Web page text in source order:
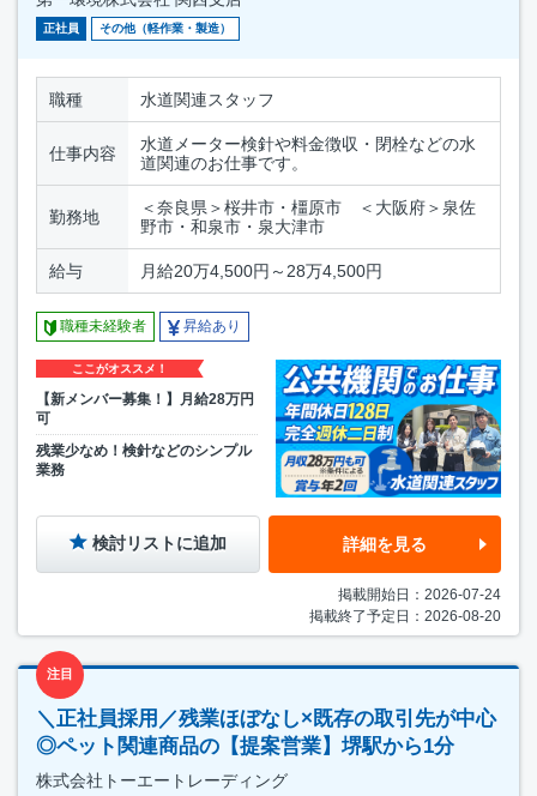
正社員 その他（軽作業・製造）
職種 水道関連スタッフ
仕事内容
水道メーター検針や料金徴収・閉栓などの水
道関連のお仕事です。
勤務地
＜奈良県＞桜井市・橿原市 ＜大阪府＞泉佐
野市・和泉市・泉大津市
給与 月給20万4,500円～28万4,500円
職種未経験者 昇給あり
ここがオススメ！
【新メンバー募集！】月給28万円
可
残業少なめ！検針などのシンプル
業務
検討リストに追加 詳細を見る
掲載開始日：2026-07-24
掲載終了予定日：2026-08-20
注目
＼正社員採用／残業ほぼなし×既存の取引先が中心
◎ペット関連商品の【提案営業】堺駅から1分
株式会社トーエートレーディング